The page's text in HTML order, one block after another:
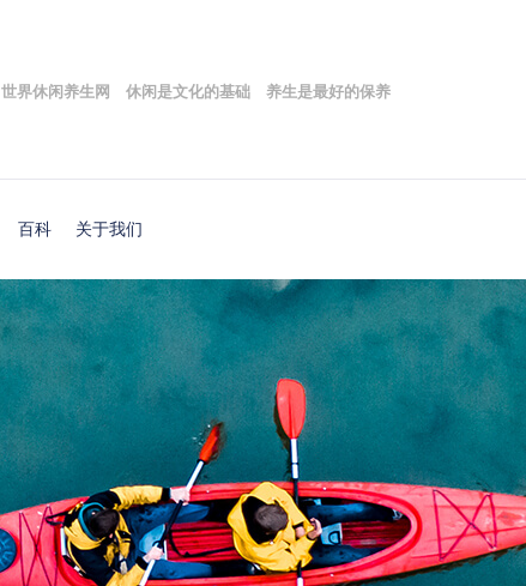
世界休闲养生网 休闲是文化的基础 养生是最好的保养
百科 关于我们